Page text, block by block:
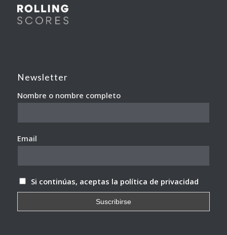
Newsletter
Nombre o nombre completo
Email
Si continúas, aceptas la política de privacidad